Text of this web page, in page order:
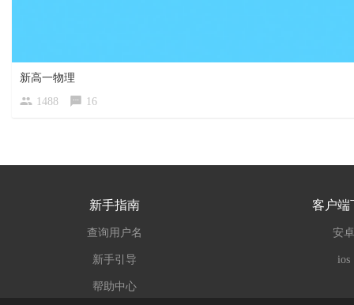
新高一物理
1488
16
新手指南 客户端
查询用户名 安卓
新手引导 ios
帮助中心